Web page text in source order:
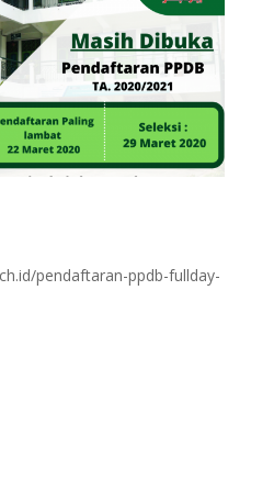
pendaftaran-ppdb-fullday-